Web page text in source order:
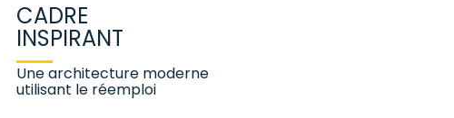
CADRE
INSPIRANT
Une architecture moderne
utilisant le réemploi